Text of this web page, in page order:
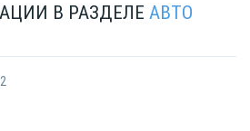
В РАЗДЕЛЕ АВТО
2